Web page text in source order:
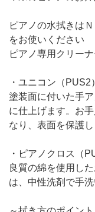
ピアノの水拭きは
をお使いください
ピアノ専用クリー
・ユニコン（
塗装面に付いた手
に仕上げます。お
なり、表面を保護し
・ピアノクロス（
良質の綿を使用し
は、中性洗剤で手